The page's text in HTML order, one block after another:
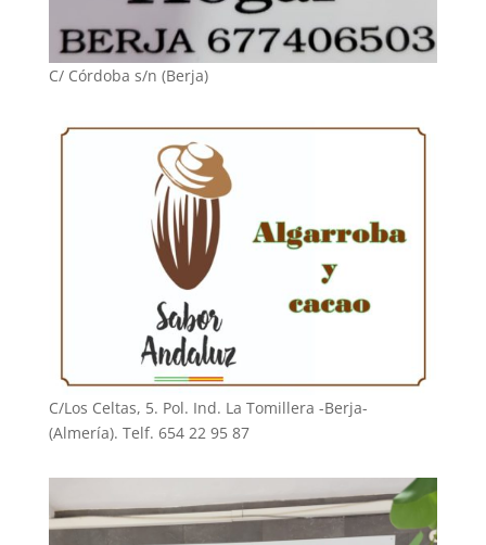
C/ Córdoba s/n (Berja)
C/Los Celtas, 5. Pol. Ind. La Tomillera -Berja-
(Almería). Telf. 654 22 95 87